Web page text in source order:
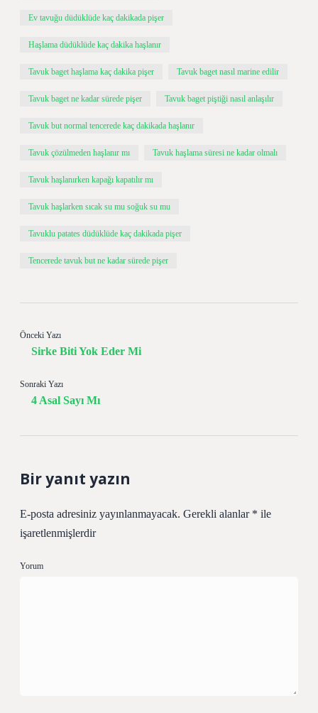
Ev tavuğu düdüklüde kaç dakikada pişer
Haşlama düdüklüde kaç dakika haşlanır
Tavuk baget haşlama kaç dakika pişer Tavuk baget nasıl marine edilir
Tavuk baget ne kadar sürede pişer Tavuk baget piştiği nasıl anlaşılır
Tavuk but normal tencerede kaç dakikada haşlanır
Tavuk çözülmeden haşlanır mı Tavuk haşlama süresi ne kadar olmalı
Tavuk haşlanırken kapağı kapatılır mı
Tavuk haşlarken sıcak su mu soğuk su mu
Tavuklu patates düdüklüde kaç dakikada pişer
Tencerede tavuk but ne kadar sürede pişer
Önceki Yazı
Sirke Biti Yok Eder Mi
Sonraki Yazı
4 Asal Sayı Mı
Bir yanıt yazın
E-posta adresiniz yayınlanmayacak. Gerekli alanlar * ile
işaretlenmişlerdir
Yorum